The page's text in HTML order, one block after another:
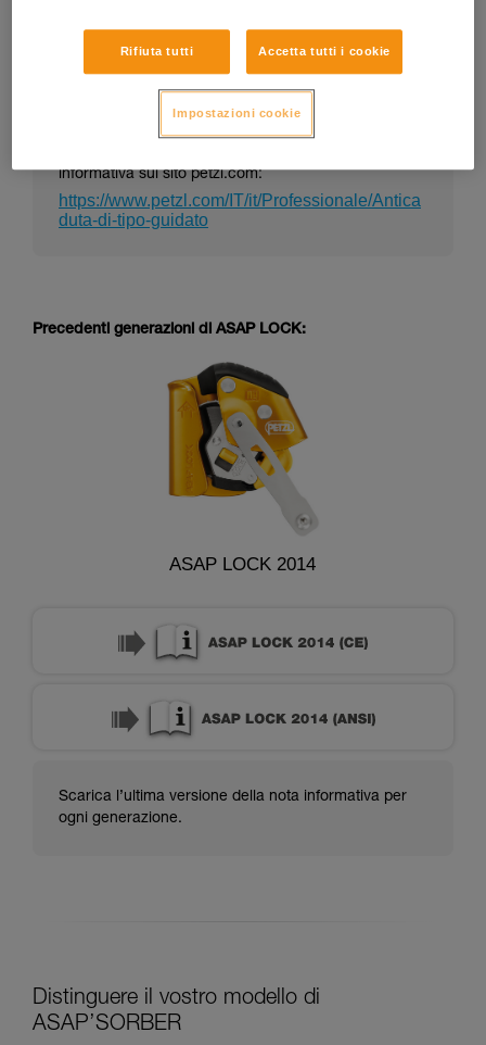
La nota informativa di un DPI può cambiare nel
informativa sul sito petzl.com:
https://www.petzl.com/IT/it/Professionale/Antica
duta-di-tipo-guidato
Precedenti generazioni di ASAP LOCK:
ASAP LOCK 2014
Scarica l’ultima versione della nota informativa per
ogni generazione.
Distinguere il vostro modello di
ASAP’SORBER
Rifiuta tutti Accetta tutti i cookie
Impostazioni cookie